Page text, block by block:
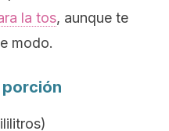
la tos, aunque te
modo.
porción